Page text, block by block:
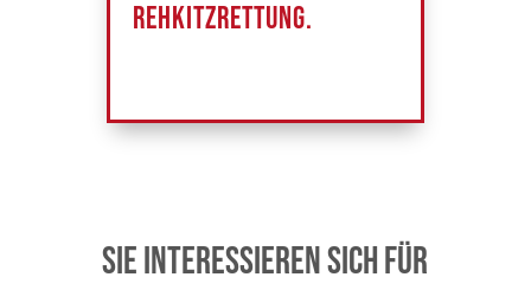
Rehkitzrettung.
Sie interessieren sich für